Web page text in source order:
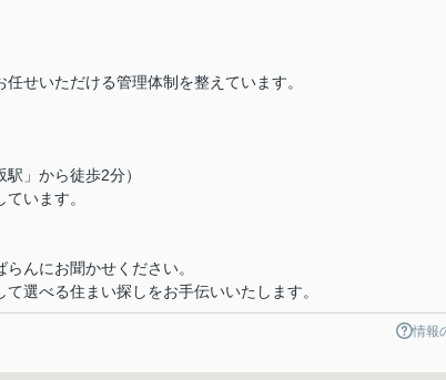
せいただける管理体制を整えています。
」から徒歩2分）
います。
んにお聞かせください。
選べる住まい探しをお手伝いいたします。
情報